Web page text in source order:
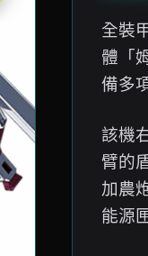
全裝
體「
備多
該機
臂的
加農
能源